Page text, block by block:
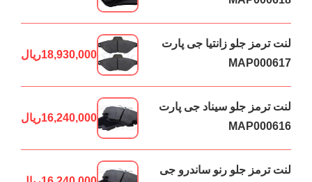
لنت ترمز جلو زانتیا جی پارت
MAP000617
18,930,000ریال
لنت ترمز جلو سیناد جی پارت
MAP000616
16,240,000ریال
لنت ترمز جلو رنو ساندرو جی